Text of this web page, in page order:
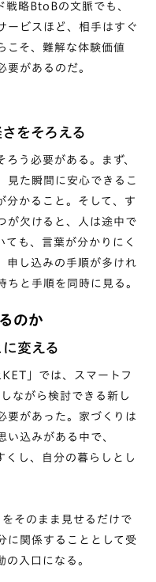
戦略BtoBの文脈でも、
ービスほど、相手はすぐ
こそ、難解な体験価値
要があるのだ。
をそろえる
う必要がある。まず、
見た瞬間に安心できるこ
分かること。そして、す
が欠けると、人は途中で
ても、言葉が分かりにく
申し込みの手順が多けれ
ちと手順を同時に見る。
のか
変える
」 では、スマートフ
ながら検討できる新し
要があった。家づくりは
い込みがある中で、
くし、自分の暮らしとし
そのまま見せるだけで
に関係することとして受
の入口になる。